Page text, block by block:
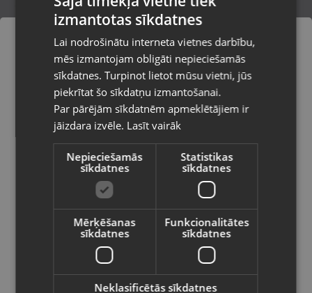
Intel Core i5-4460
Olaine, Zemgales iela 37
Stāvoklis Lietots (Garantija 6 mēneši)
149.00€
/mēn.
TP LINK Deep Cool
Pasūtījumi tiks piegādāti uz
izvēlēto valsti
Vietnes saturs būs attēlots izvēlētajā
valodā
Valsts
Latviešu / Latvian
RUSSIAN
izmantotas sīkdatnes
Lai nodrošinātu interneta vietnes darbību,
mēs izmantojam obligāti nepieciešamās
sīkdatnes. Turpinot lietot mūsu vietni, jūs
piekrītat šo sīkdatņu izmantošanai.
Par pārējām sīkdatnēm apmeklētājiem ir
jāizdara izvēle. Lasīt vairāk
Nepieciešamās
sīkdatnes
Statistikas
sīkdatnes
Mērķēšanas
sīkdatnes
Funkcionalitātes
sīkdatnes
Neklasificētās sīkdatnes